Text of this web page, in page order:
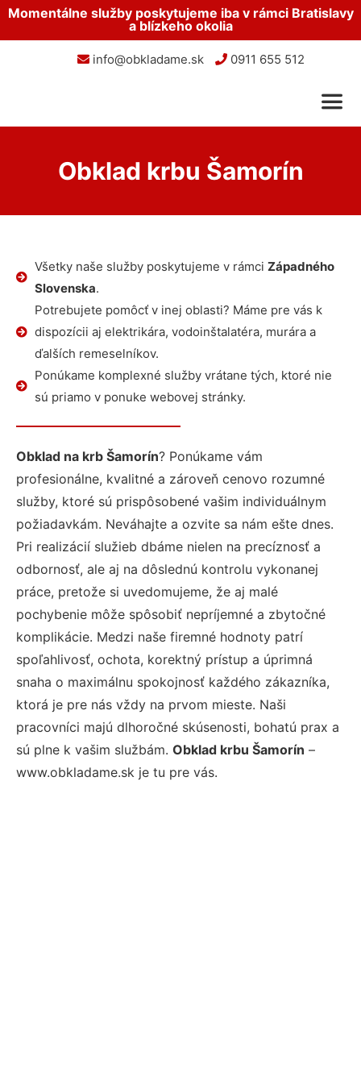
Momentálne služby poskytujeme iba v rámci Bratislavy
a blízkeho okolia
info@obkladame.sk 0911 655 512
Obklad krbu Šamorín
Všetky naše služby poskytujeme v rámci Západného
Slovenska.
Potrebujete pomôcť v inej oblasti? Máme pre vás k
dispozícii aj elektrikára, vodoinštalatéra, murára a
ďalších remeselníkov.
Ponúkame komplexné služby vrátane tých, ktoré nie
sú priamo v ponuke webovej stránky.
Obklad na krb Šamorín? Ponúkame vám
profesionálne, kvalitné a zároveň cenovo rozumné
služby, ktoré sú prispôsobené vašim individuálnym
požiadavkám. Neváhajte a ozvite sa nám ešte dnes.
Pri realizácií služieb dbáme nielen na precíznosť a
odbornosť, ale aj na dôslednú kontrolu vykonanej
práce, pretože si uvedomujeme, že aj malé
pochybenie môže spôsobiť nepríjemné a zbytočné
komplikácie. Medzi naše firemné hodnoty patrí
spoľahlivosť, ochota, korektný prístup a úprimná
snaha o maximálnu spokojnosť každého zákazníka,
ktorá je pre nás vždy na prvom mieste. Naši
pracovníci majú dlhoročné skúsenosti, bohatú prax a
sú plne k vašim službám. Obklad krbu Šamorín –
www.obkladame.sk je tu pre vás.